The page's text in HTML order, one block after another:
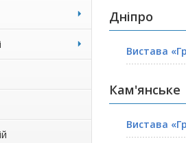
Дніпро
Вистава
Кам'янське
Вистава